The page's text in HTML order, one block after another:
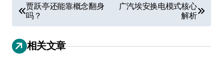
章
导
航
贾跃亭还能靠概念翻身
吗？
广汽埃安换电模式核心
解析
相关文章